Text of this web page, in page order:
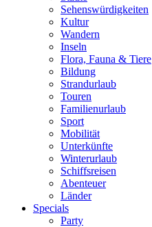
Sehenswürdigkeiten
Kultur
Wandern
Inseln
Flora, Fauna & Tiere
Bildung
Strandurlaub
Touren
Familienurlaub
Sport
Mobilität
Unterkünfte
Winterurlaub
Schiffsreisen
Abenteuer
Länder
Specials
Party